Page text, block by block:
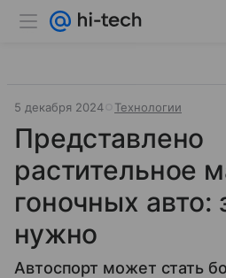
5 декабря 2024 Технологии
Представлено
растительное
гоночных авто:
нужно
Автоспорт может стать